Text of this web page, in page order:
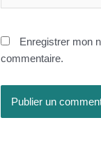
Enregistrer mon
commentaire.